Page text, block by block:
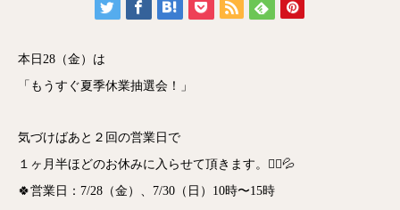
本日28（金）は
「もうすぐ夏季休業抽選会！」
気づけばあと２回の営業日で
１ヶ月半ほどのお休みに入らせて頂きます。🙇‍♀️💦
🍀営業日：7/28（金）、7/30（日）10時〜15時